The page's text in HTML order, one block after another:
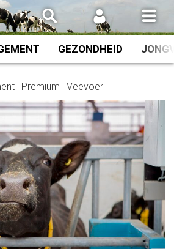
GEZONDHEID
| Premium | Veevoer